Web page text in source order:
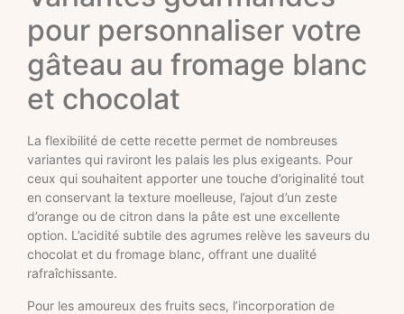
pour personnaliser votre
gâteau au fromage blanc
et chocolat
La flexibilité de cette recette permet de nombreuses
variantes qui raviront les palais les plus exigeants. Pour
ceux qui souhaitent apporter une touche d’originalité tout
en conservant la texture moelleuse, l’ajout d’un zeste
d’orange ou de citron dans la pâte est une excellente
option. L’acidité subtile des agrumes relève les saveurs du
chocolat et du fromage blanc, offrant une dualité
rafraîchissante.
Pour les amoureux des fruits secs, l’incorporation de